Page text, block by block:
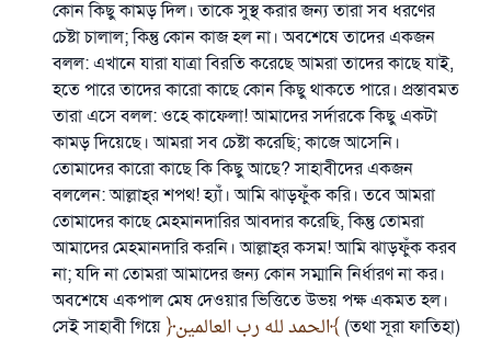
কোন কিছু কামড় দিল। তাকে সুস্থ করার জন্য তারা সব ধরণের
চেষ্টা চালাল; কিন্তু কোন কাজ হল না। অবশেষে তাদের একজন
বলল: এখানে যারা যাত্রা বিরতি করেছে আমরা তাদের কাছে যাই,
হতে পারে তাদের কারো কাছে কোন কিছু থাকতে পারে। প্রস্তাবমত
তারা এসে বলল: ওহে কাফেলা! আমাদের সর্দারকে কিছু একটা
কামড় দিয়েছে। আমরা সব চেষ্টা করেছি; কাজে আসেনি।
তোমাদের কারো কাছে কি কিছু আছে? সাহাবীদের একজন
বললেন: আল্লাহ্‌র শপথ! হ্যাঁ। আমি ঝাড়ফুঁক করি। তবে আমরা
তোমাদের কাছে মেহমানদারির আবদার করেছি, কিন্তু তোমরা
আমাদের মেহমানদারি করনি। আল্লাহ্‌র কসম! আমি ঝাড়ফুঁক করব
না; যদি না তোমরা আমাদের জন্য কোন সম্মানি নির্ধারণ না কর।
অবশেষে একপাল মেষ দেওয়ার ভিত্তিতে উভয় পক্ষ একমত হল।
সেই সাহাবী গিয়ে
الحمد لله رب العالمين
(তথা সূরা ফাতিহা)
উত্তর নম্বর ১১০৮৪৫ একটি বিবাহ রক্ষা
করেছিল।
উম্মাহকে উত্তর দিতে আমাদেরকে সহযোগিতা করুন
রাসূল সাল্লাল্লাহু আলাইহি ওয়া সাল্লাম বলেছেন
যে ব্যক্তি সৎ কর্মের পথ দেখাবে সে সৎকর্মকারীর সমান
সওয়াব পাবে
(সহিহ মুসলিম; ১৮৯৩)